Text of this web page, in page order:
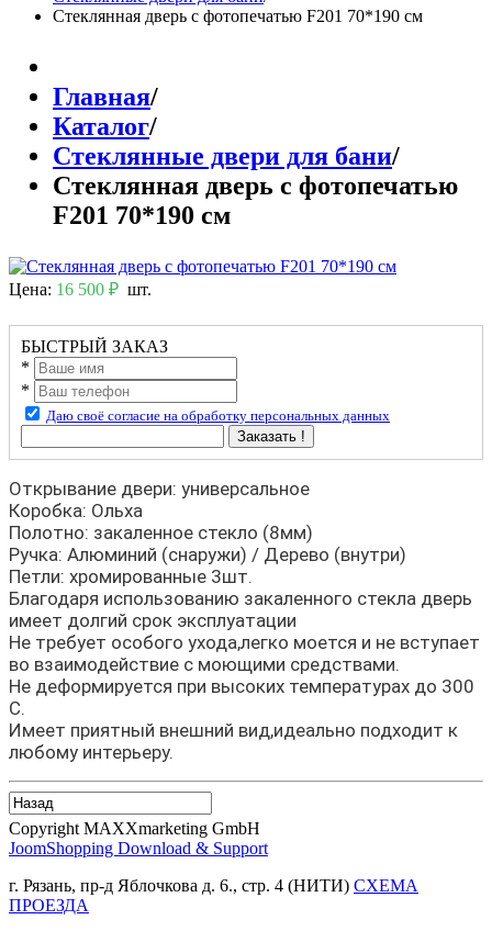
Стеклянная дверь с фотопечатью F201 70*190 см
Главная/
Каталог/
Стеклянные двери для бани/
Стеклянная дверь с фотопечатью
F201 70*190 см
Цена: 16 500 ₽ шт.
БЫСТРЫЙ ЗАКАЗ
*
*
Даю своё согласие на обработку персональных данных
Заказать !
Открывание двери: универсальное
Коробка: Ольха
Полотно: закаленное стекло (8мм)
Ручка: Алюминий (снаружи) / Дерево (внутри)
Петли: хромированные 3шт.
Благодаря использованию закаленного стекла дверь
имеет долгий срок эксплуатации
Не требует особого ухода,легко моется и не вступает
во взаимодействие с моющими средствами.
Не деформируется при высоких температурах до 300
С.
Имеет приятный внешний вид,идеально подходит к
любому интерьеру.
Copyright MAXXmarketing GmbH
JoomShopping Download & Support
г. Рязань, пр-д Яблочкова д. 6., стр. 4 (НИТИ) СХЕМА
ПРОЕЗДА